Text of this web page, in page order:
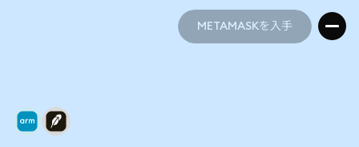
METAMASKを入手